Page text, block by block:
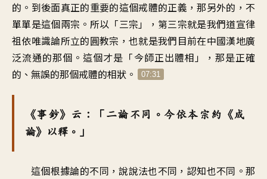
的。到後面真正的重要的這個戒體的正義，那另外的，不
單單是這個兩宗。所以「三宗」，第三宗就是我們道宣律
祖依唯識論所立的圓教宗，也就是我們目前在中國漢地廣
泛流通的那個。這個才是「今師正出體相」，那是正確
的、無誤的那個戒體的相狀。
07:31
《事鈔》云：「二論不同。今依本宗約《成
論》以釋。」
這個根據論的不同，說說法也不同，認知也不同。那